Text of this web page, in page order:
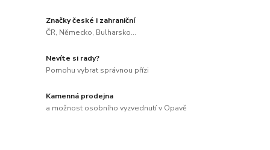
Značky české i zahraniční
ČR, Německo, Bulharsko...
Nevíte si rady?
Pomohu vybrat správnou přízi
Kamenná prodejna
a možnost osobního vyzvednutí v Opavě